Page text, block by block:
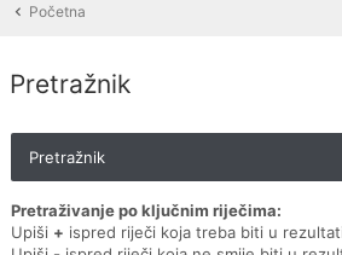
Početna
Pretražnik
Pretražnik
Pretraživanje po ključnim riječima:
Upiši + ispred riječi koja treba biti u